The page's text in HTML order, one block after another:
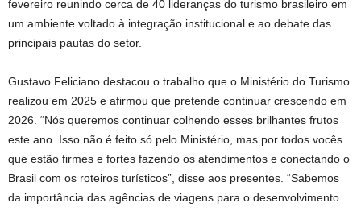
fevereiro reunindo cerca de 40 lideranças do turismo brasileiro em
um ambiente voltado à integração institucional e ao debate das
principais pautas do setor.
Gustavo Feliciano destacou o trabalho que o Ministério do Turismo
realizou em 2025 e afirmou que pretende continuar crescendo em
2026. “Nós queremos continuar colhendo esses brilhantes frutos
este ano. Isso não é feito só pelo Ministério, mas por todos vocês
que estão firmes e fortes fazendo os atendimentos e conectando o
Brasil com os roteiros turísticos”, disse aos presentes. “Sabemos
da importância das agências de viagens para o desenvolvimento